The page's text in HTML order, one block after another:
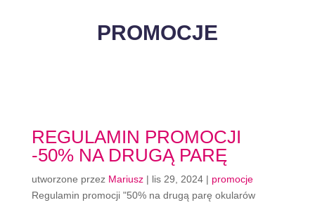
PROMOCJE
REGULAMIN PROMOCJI
-50% NA DRUGĄ PARĘ
utworzone przez Mariusz| lis 29, 2024| promocje
Regulamin promocji "50% na drugą parę okularów